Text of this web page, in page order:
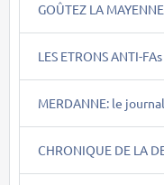
GOÛTEZ LA MAYENNE
LES ETRONS ANTI-FAs
MERDANNE: le
CHRONIQUE DE LA